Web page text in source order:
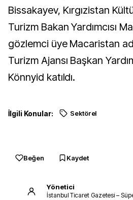
Bissakayev, Kırgızistan
Turizm Bakan Yardımcısı
gözlemci üye Macaristan
Turizm Ajansı Başkan
Könnyid katıldı.
İlgili Konular: Sektörel
Beğen Kaydet
Yönetici
İstanbul Ticaret Gazetesi –